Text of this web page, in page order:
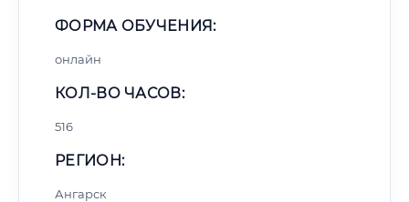
ФОРМА ОБУЧЕНИЯ:
онлайн
КОЛ-ВО ЧАСОВ:
516
РЕГИОН:
Ангарск